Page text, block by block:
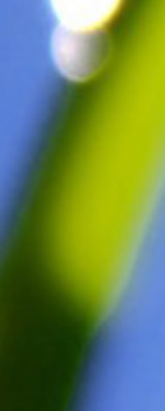
心意後，一定會非常高
◎節氣俗諺1.「雷打秋
俗諺的意思是：立秋
果打雷，對二期水稻
有不好的影響。所以
言，立秋日是十分忌
喔！2.「六月秋，快溜
月，則漁民的作業期